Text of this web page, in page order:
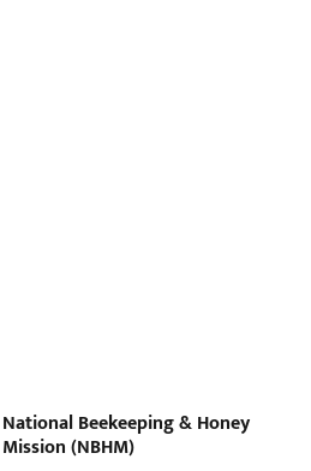
National Beekeeping & Honey
Mission (NBHM)